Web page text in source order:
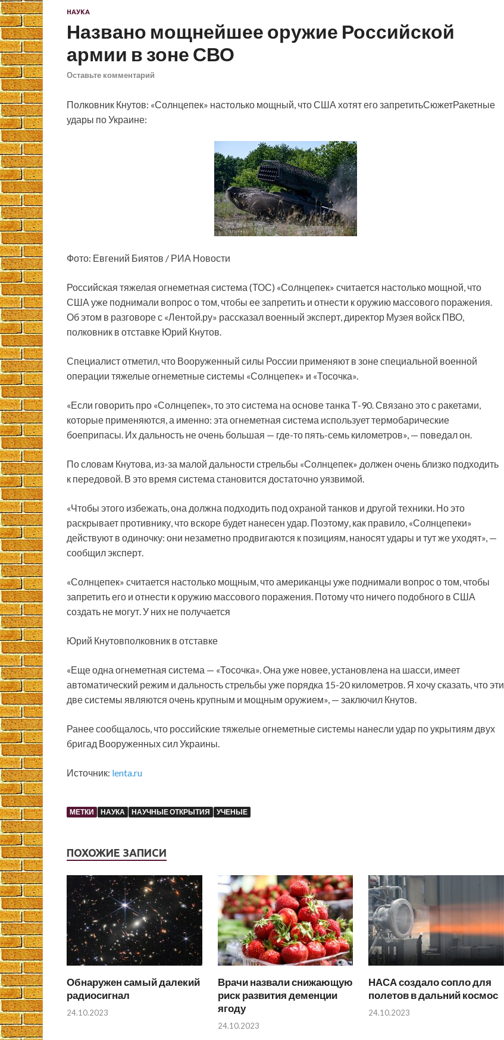
НАУКА
Названо мощнейшее оружие Российской
армии в зоне СВО
Оставьте комментарий
Полковник Кнутов: «Солнцепек» настолько мощный, что США хотят его запретитьСюжетРакетные
удары по Украине:
Фото: Евгений Биятов / РИА Новости
Российская тяжелая огнеметная система (ТОС) «Солнцепек» считается настолько мощной, что
США уже поднимали вопрос о том, чтобы ее запретить и отнести к оружию массового поражения.
Об этом в разговоре с «Лентой.ру» рассказал военный эксперт, директор Музея войск ПВО,
полковник в отставке Юрий Кнутов.
Специалист отметил, что Вооруженный силы России применяют в зоне специальной военной
операции тяжелые огнеметные системы «Солнцепек» и «Тосочка».
«Если говорить про «Солнцепек», то это система на основе танка Т-90. Связано это с ракетами,
которые применяются, а именно: эта огнеметная система использует термобарические
боеприпасы. Их дальность не очень большая — где-то пять-семь километров», — поведал он.
По словам Кнутова, из-за малой дальности стрельбы «Солнцепек» должен очень близко подходить
к передовой. В это время система становится достаточно уязвимой.
«Чтобы этого избежать, она должна подходить под охраной танков и другой техники. Но это
раскрывает противнику, что вскоре будет нанесен удар. Поэтому, как правило, «Солнцепеки»
действуют в одиночку: они незаметно продвигаются к позициям, наносят удары и тут же уходят», —
сообщил эксперт.
«Солнцепек» считается настолько мощным, что американцы уже поднимали вопрос о том, чтобы
запретить его и отнести к оружию массового поражения. Потому что ничего подобного в США
создать не могут. У них не получается
Юрий Кнутовполковник в отставке
«Еще одна огнеметная система — «Тосочка». Она уже новее, установлена на шасси, имеет
автоматический режим и дальность стрельбы уже порядка 15-20 километров. Я хочу сказать, что эти
две системы являются очень крупным и мощным оружием», — заключил Кнутов.
Ранее сообщалось, что российские тяжелые огнеметные системы нанесли удар по укрытиям двух
бригад Вооруженных сил Украины.
Источник: lenta.ru
МЕТКИ НАУКА НАУЧНЫЕ ОТКРЫТИЯ УЧЕНЫЕ
ПОХОЖИЕ ЗАПИСИ
Обнаружен самый далекий
радиосигнал
24.10.2023
Врачи назвали снижающую
риск развития деменции
ягоду
24.10.2023
НАСА создало сопло для
полетов в дальний космос
24.10.2023